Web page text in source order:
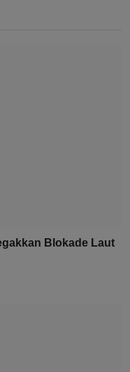
Blokade Laut